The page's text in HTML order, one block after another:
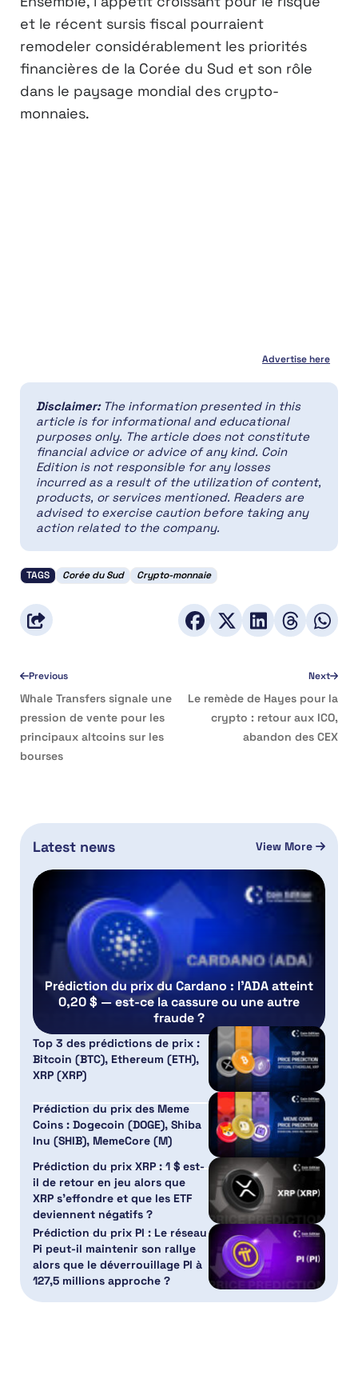
et le récent sursis fiscal pourraient
remodeler considérablement les priorités
financières de la Corée du Sud et son rôle
dans le paysage mondial des crypto-
monnaies.
Advertise here
Disclaimer: The information presented in this
article is for informational and educational
purposes only. The article does not constitute
financial advice or advice of any kind. Coin
Edition is not responsible for any losses
incurred as a result of the utilization of content,
products, or services mentioned. Readers are
advised to exercise caution before taking any
action related to the company.
TAGS Corée du Sud Crypto-monnaie
Previous
Whale Transfers signale une
pression de vente pour les
principaux altcoins sur les
bourses
Next
Le remède de Hayes pour la
crypto : retour aux ICO,
abandon des CEX
Latest news View More
Prédiction du prix du Cardano : l’ADA atteint
0,20 $ — est-ce la cassure ou une autre
fraude ?
Top 3 des prédictions de prix :
Bitcoin (BTC), Ethereum (ETH),
XRP (XRP)
Prédiction du prix des Meme
Coins : Dogecoin (DOGE), Shiba
Inu (SHIB), MemeCore (M)
Prédiction du prix XRP : 1 $ est-
il de retour en jeu alors que
XRP s’effondre et que les ETF
deviennent négatifs ?
Prédiction du prix PI : Le réseau
Pi peut-il maintenir son rallye
alors que le déverrouillage PI à
127,5 millions approche ?